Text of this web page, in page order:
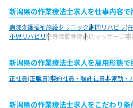
新潟県の作業療法士求人を仕事内容で
病院介護福祉施設クリニック訪問リハビリ(
小児リハビリ整骨院接骨院訪問マッサージ薬
新潟県の作業療法士求人を雇用形態で
正社員(正職員)契約社員・嘱託社員非常勤・
新潟県の作業療法士求人をこだわり条